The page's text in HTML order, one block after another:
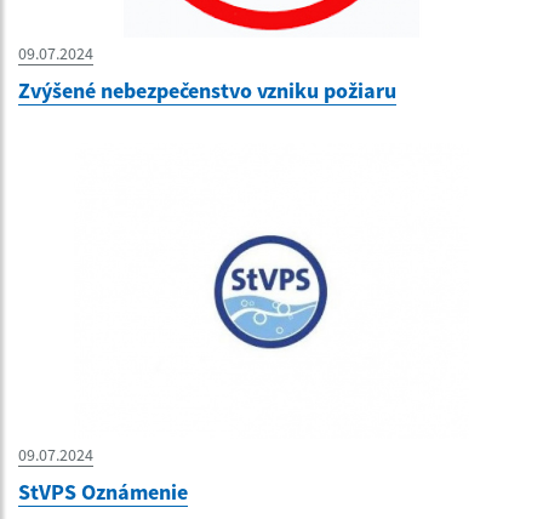
09.07.2024
Zvýšené nebezpečenstvo vzniku požiaru
09.07.2024
StVPS Oznámenie